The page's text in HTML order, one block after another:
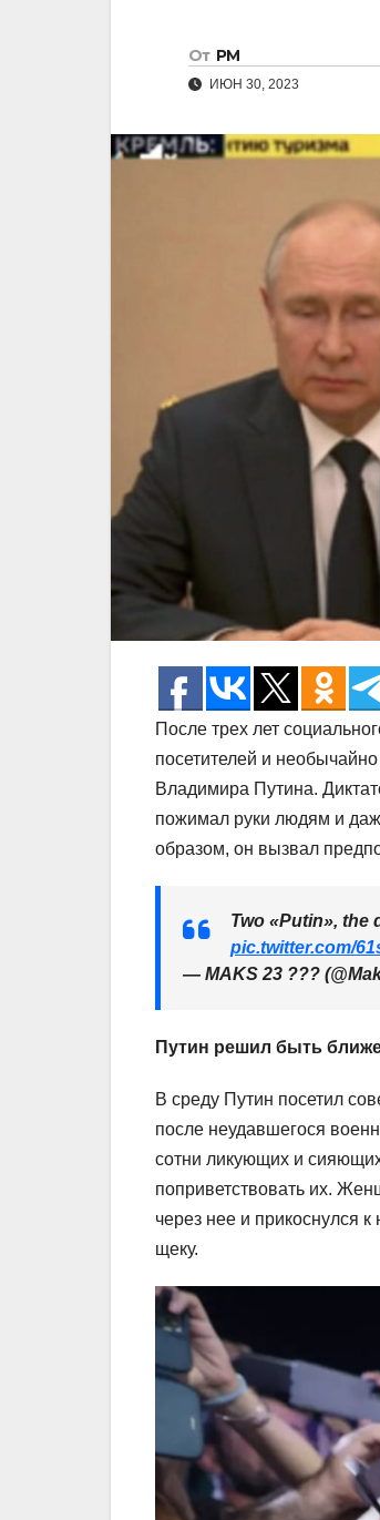
От РМ
ИЮН 30, 2023
После трех лет
посетителей и
Владимира Путина.
пожимал руки людям и
образом, он вызвал
Two «Putin», the
pic.twitter.com/
— MAKS 23 ???
Путин решил быть
В среду Путин посетил
после неудавшегося
сотни ликующих и
поприветствовать их.
через нее и прикоснулся
щеку.